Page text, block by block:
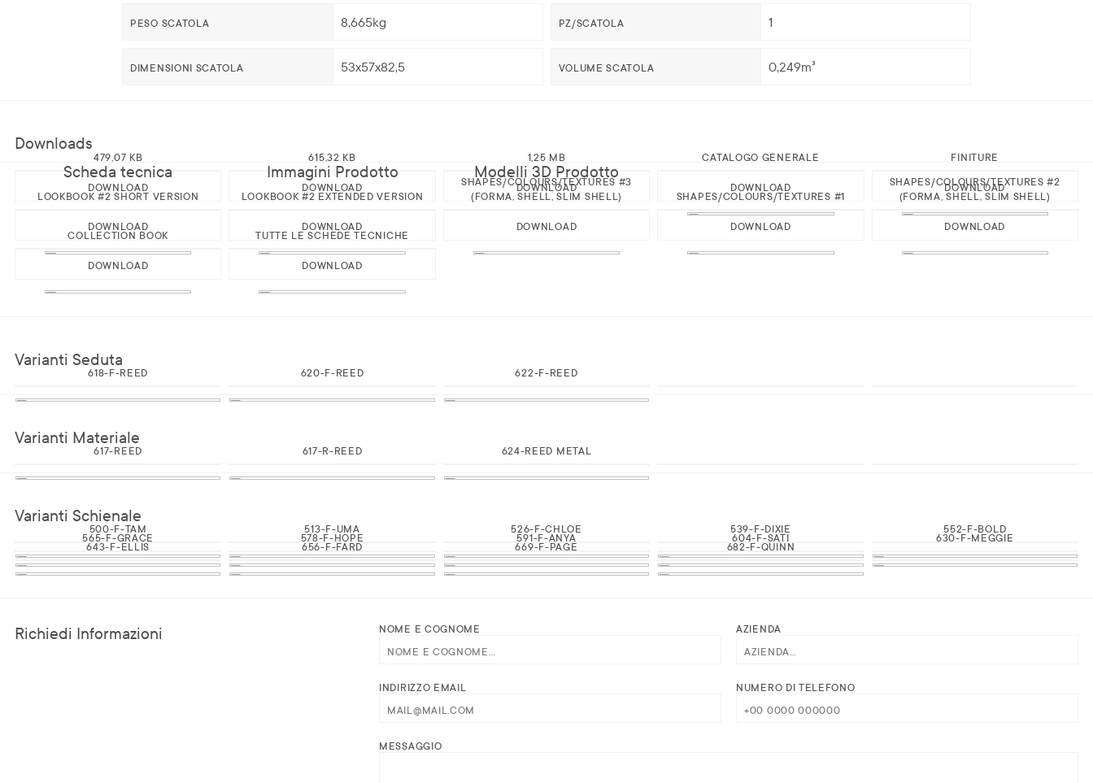
PESO SCATOLA 8,665kg PZ/SCATOLA 1
DIMENSIONI SCATOLA 53x57x82,5 VOLUME SCATOLA 0,249m³
Downloads
Scheda tecnica
479,07 KB
DOWNLOAD
Immagini Prodotto
615,32 KB
DOWNLOAD
Modelli 3D Prodotto
1,25 MB
DOWNLOAD
CATALOGO GENERALE
DOWNLOAD
FINITURE
DOWNLOAD
LOOKBOOK #2 SHORT VERSION
DOWNLOAD
LOOKBOOK #2 EXTENDED VERSION
DOWNLOAD
SHAPES/COLOURS/TEXTURES #3
(FORMA, SHELL, SLIM SHELL)
DOWNLOAD
SHAPES/COLOURS/TEXTURES #1
DOWNLOAD
SHAPES/COLOURS/TEXTURES #2
(FORMA, SHELL, SLIM SHELL)
DOWNLOAD
COLLECTION BOOK
DOWNLOAD
TUTTE LE SCHEDE TECNICHE
DOWNLOAD
Varianti Seduta
618-F-REED 620-F-REED 622-F-REED
Varianti Materiale
617-REED 617-R-REED 624-REED METAL
Varianti Schienale
500-F-TAM 513-F-UMA 526-F-CHLOE 539-F-DIXIE 552-F-BOLD
565-F-GRACE 578-F-HOPE 591-F-ANYA 604-F-SATI 630-F-MEGGIE
643-F-ELLIS 656-F-FARD 669-F-PAGE 682-F-QUINN
Richiedi Informazioni NOME E COGNOME AZIENDA
INDIRIZZO EMAIL NUMERO DI TELEFONO
MESSAGGIO